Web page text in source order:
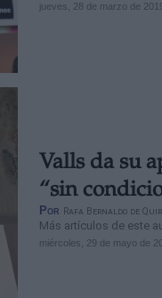
jueves, 28 de marzo de
Valls da su
“sin
Por Rafa Bernaldo de
Más artículos de este
miércoles, 29 de mayo de